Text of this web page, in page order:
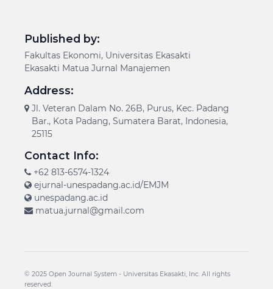
Published by:
Fakultas Ekonomi, Universitas Ekasakti
Ekasakti Matua Jurnal Manajemen
Address:
Jl. Veteran Dalam No. 26B, Purus, Kec. Padang
Bar., Kota Padang, Sumatera Barat, Indonesia,
25115
Contact Info:
+62 813-6574-1324
ejurnal-unespadang.ac.id/EMJM
unespadang.ac.id
matua.jurnal@gmail.com
© 2025 Open Journal System - Universitas Ekasakti, Inc. All rights
reserved.